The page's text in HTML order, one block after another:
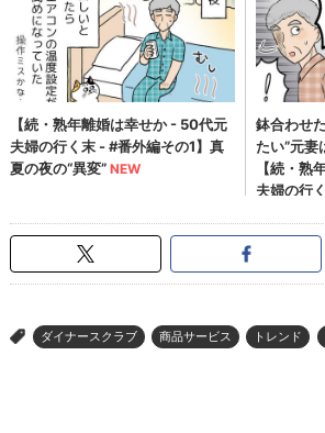
> ダイナースクラブ 商品サービス トレンド